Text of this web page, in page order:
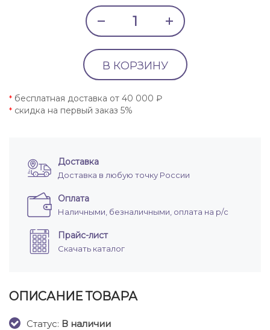
В КОРЗИНУ
* бесплатная доставка от 40 000 ₽
* скидка на первый заказ 5%
Доставка
Доставка в любую точку России
Оплата
Наличными, безналичными, оплата на р/с
Прайс-лист
Скачать каталог
ОПИСАНИЕ ТОВАРА
Cтатус: В наличии